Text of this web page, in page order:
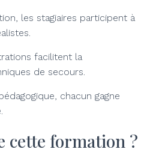
les stagiaires participent à
facilitent la
de secours.
chacun gagne
cette formation ?